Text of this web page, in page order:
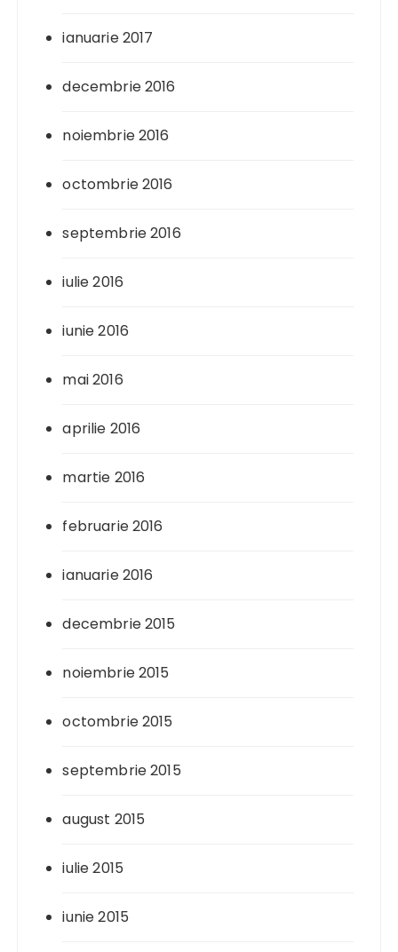
ianuarie 2017
decembrie 2016
noiembrie 2016
octombrie 2016
septembrie 2016
iulie 2016
iunie 2016
mai 2016
aprilie 2016
martie 2016
februarie 2016
ianuarie 2016
decembrie 2015
noiembrie 2015
octombrie 2015
septembrie 2015
august 2015
iulie 2015
iunie 2015